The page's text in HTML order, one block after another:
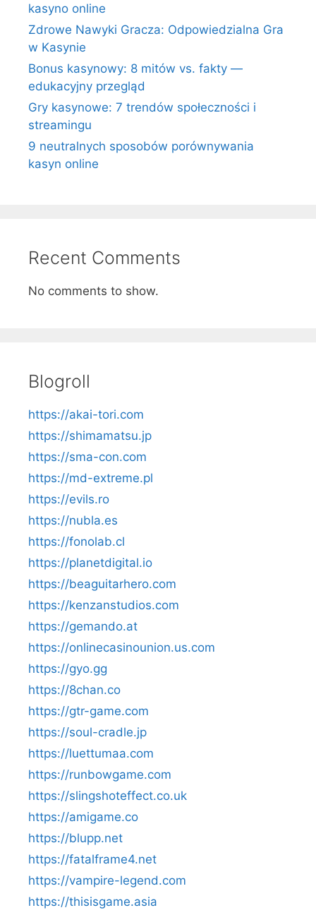
kasyno online
Zdrowe Nawyki Gracza: Odpowiedzialna Gra
w Kasynie
Bonus kasynowy: 8 mitów vs. fakty —
edukacyjny przegląd
Gry kasynowe: 7 trendów społeczności i
streamingu
9 neutralnych sposobów porównywania
kasyn online
Recent Comments
No comments to show.
Blogroll
https://akai-tori.com
https://shimamatsu.jp
https://sma-con.com
https://md-extreme.pl
https://evils.ro
https://nubla.es
https://fonolab.cl
https://planetdigital.io
https://beaguitarhero.com
https://kenzanstudios.com
https://gemando.at
https://onlinecasinounion.us.com
https://gyo.gg
https://8chan.co
https://gtr-game.com
https://soul-cradle.jp
https://luettumaa.com
https://runbowgame.com
https://slingshoteffect.co.uk
https://amigame.co
https://blupp.net
https://fatalframe4.net
https://vampire-legend.com
https://thisisgame.asia